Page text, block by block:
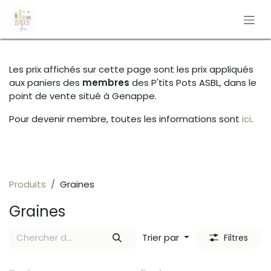
Les prix affichés sur cette page sont les prix appliqués
aux paniers des membres des P'tits Pots ASBL, dans le
point de vente situé à Genappe.
Pour devenir membre, toutes les informations sont ici.
Produits Graines
Graines
Trier par Filtres